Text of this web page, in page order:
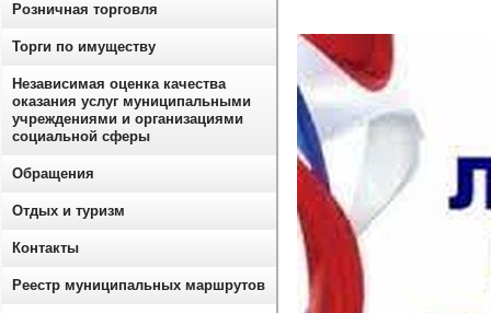
Розничная торговля
Торги по имуществу
Независимая оценка качества
оказания услуг муниципальными
учреждениями и организациями
социальной сферы
Обращения
Отдых и туризм
Контакты
Реестр муниципальных маршрутов